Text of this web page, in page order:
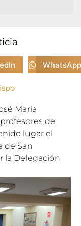
WhatsApp
María
de
lugar el
de San
la Delegación